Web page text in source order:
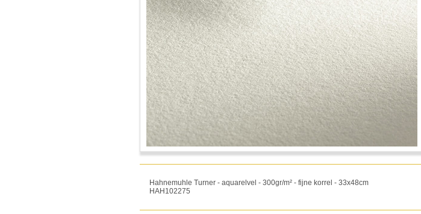
Hahnemuhle Turner - aquarelvel - 300gr/m² - fijne korrel - 33x48cm
HAH102275